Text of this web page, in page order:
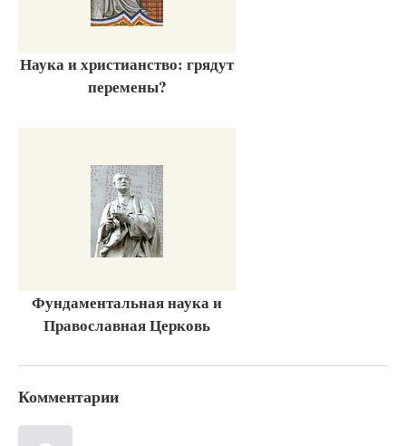
Наука и христианство: грядут
перемены?
Фундаментальная наука и
Православная Церковь
Комментарии